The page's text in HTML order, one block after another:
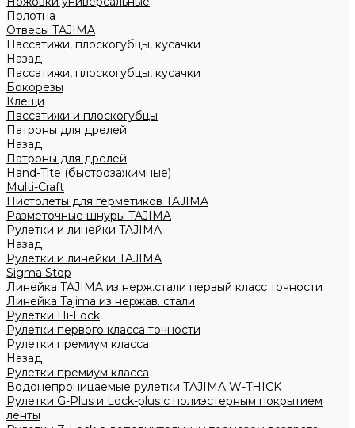
Полотна
Отвесы TAJIMA
Пассатижи, плоскогубцы, кусачки
Назад
Пассатижи, плоскогубцы, кусачки
Бокорезы
Клещи
Пассатижи и плоскогубцы
Патроны для дрелей
Назад
Патроны для дрелей
Hand-Tite (быстрозажимные)
Multi-Craft
Пистолеты для герметиков TAJIMA
Разметочные шнуры TAJIMA
Рулетки и линейки TAJIMA
Назад
Рулетки и линейки TAJIMA
Sigma Stop
Линейка TAJIMA из нерж.стали первый класс точности
Линейка Tajima из нержав. стали
Рулетки Hi-Lock
Рулетки первого класса точности
Рулетки премиум класса
Назад
Рулетки премиум класса
Водонепроницаемые рулетки TAJIMA W-THICK
Рулетки G-Plus и Lock-plus с полиэстерным покрытием
ленты